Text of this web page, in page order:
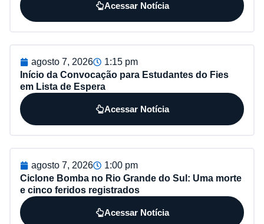
Acessar Notícia
agosto 7, 2026
1:15 pm
Início da Convocação para Estudantes do Fies
em Lista de Espera
Acessar Notícia
agosto 7, 2026
1:00 pm
Ciclone Bomba no Rio Grande do Sul: Uma morte
e cinco feridos registrados
Acessar Notícia